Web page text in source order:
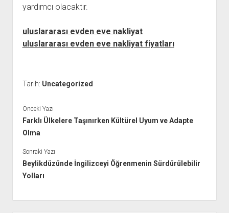
yardımcı olacaktır.
uluslararası evden eve nakliyat
uluslararası evden eve nakliyat fiyatları
Tarih: Uncategorized
Önceki Yazı
Farklı Ülkelere Taşınırken Kültürel Uyum ve Adapte
Olma
Sonraki Yazı
Beylikdüzünde İngilizceyi Öğrenmenin Sürdürülebilir
Yolları